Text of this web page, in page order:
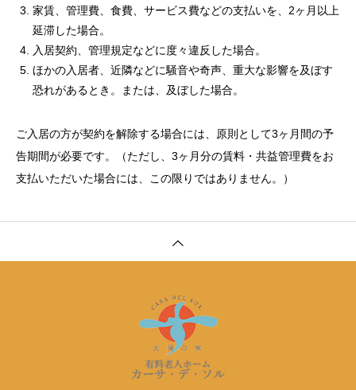
家賃、管理費、食費、サービス費などの支払いを、2ヶ月以上
延滞した場合。
入居契約、管理規定などに度々違反した場合。
ほかの入居者、近隣などに騒音や奇声、重大な影響を及ぼす
恐れがあるとき。または、及ぼした場合。
ご入居の方が契約を解除する場合には、原則として3ヶ月間の予
告期間が必要です。（ただし、3ヶ月分の賃料・共益管理費をお
支払いただいた場合には、この限りではありません。）